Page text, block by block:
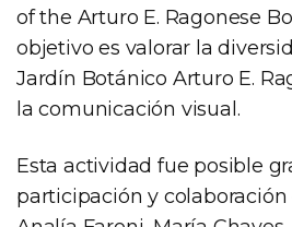
of the Arturo E. Ragonese
objetivo es valorar la
Jardín Botánico Arturo E.
la comunicación visual.
Esta actividad fue posible
participación y colaboración